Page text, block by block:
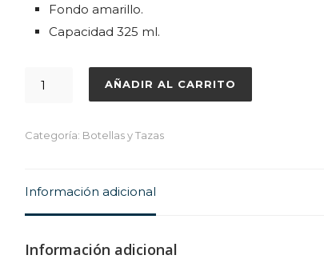
Fondo amarillo.
Capacidad 325 ml.
AÑADIR AL CARRITO
Categoría: Botellas y Tazas
Información adicional
Información adicional